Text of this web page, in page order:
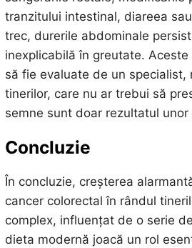
tranzitului intestinal, diareea
trec, durerile abdominale
inexplicabilă în greutate.
să fie evaluate de un specialist,
tinerilor, care nu ar trebui să
semne sunt doar rezultatul
Concluzie
În concluzie, creșterea
cancer colorectal în rândul
complex, influențat de o serie
dieta modernă joacă un rol